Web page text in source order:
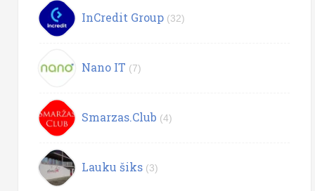
InCredit Group (32)
Nano IT (7)
Smarzas.Club (4)
Lauku šiks (3)